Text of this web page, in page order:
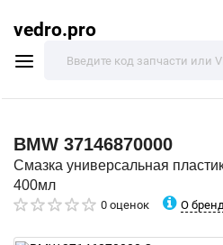
vedro.pro
BMW 37146870000
Смазка универсальная
400мл
0 оценок О